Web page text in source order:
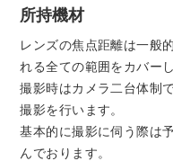
・日常生活において、可
・コロナワクチン接種済み
〇-----〇
関西の某テーマパークの
成人式やウェディングの
いりました。
所持機材
レンズの焦点距離は一般
れる全ての範囲をカバー
撮影時はカメラ二台体制
撮影を行います。
基本的に撮影に伺う際は
んでおります。